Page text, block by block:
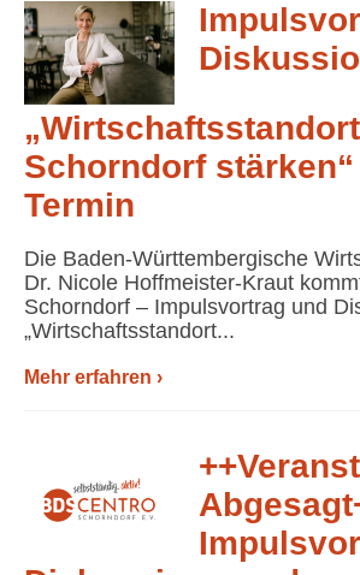
„Wirtschaftsstandort
Schorndorf stärken“
Termin
Die Baden-Württembergische
Dr. Nicole Hoffmeister-Kraut
Schorndorf – Impulsvortrag und
„Wirtschaftsstandort...
Mehr erfahren ›